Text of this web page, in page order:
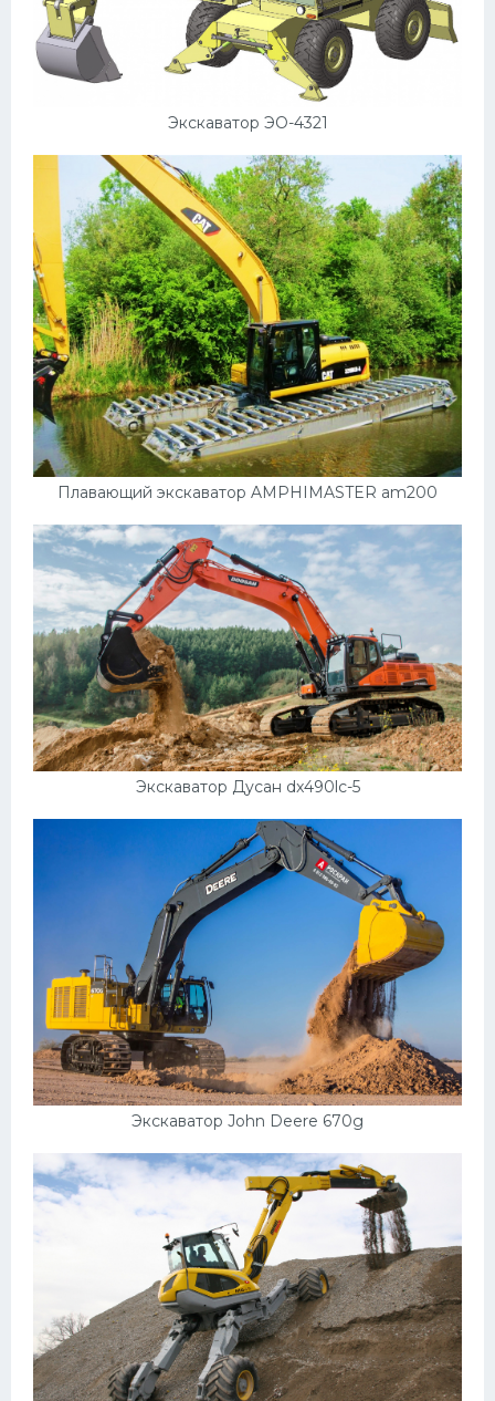
Экскаватор ЭО-4321
Плавающий экскаватор AMPHIMASTER am200
Экскаватор Дусан dx490lc-5
Экскаватор John Deere 670g